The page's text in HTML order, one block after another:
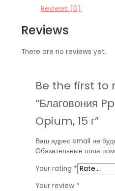
Reviews (0)
Reviews
There are no reviews yet.
Be the first to
“Благовония
Opium, 15 г”
Ваш адрес email не
Обязательные поля
Your rating *
Your review *